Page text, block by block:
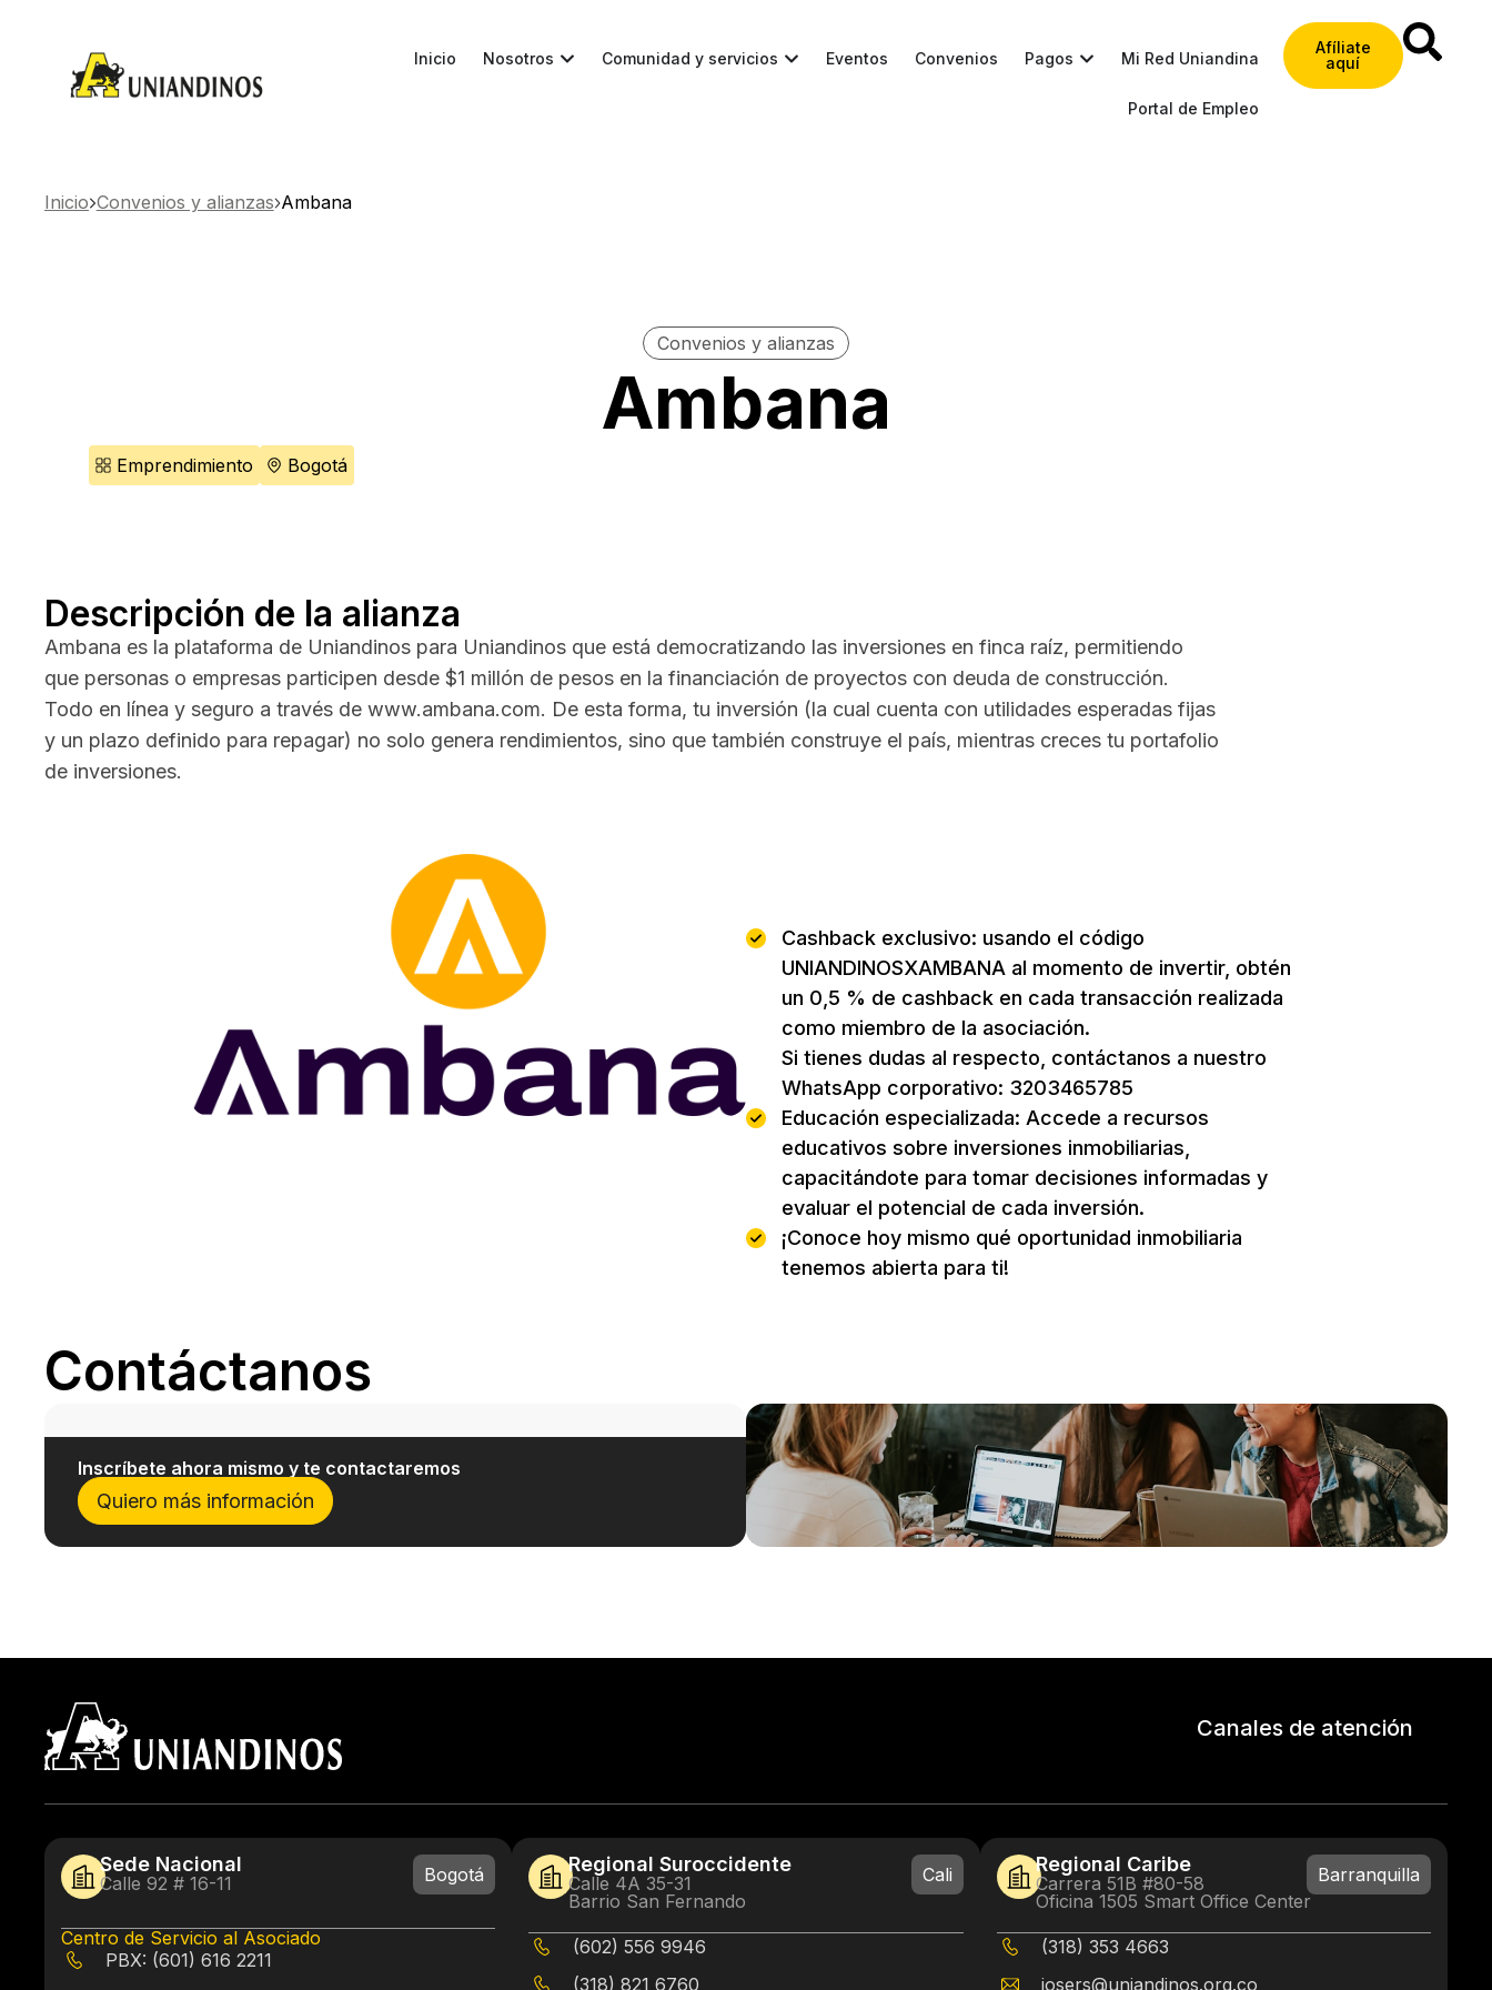
Inicio Nosotros Comunidad y servicios Eventos Convenios Pagos Mi Red Uniandina
Portal de Empleo
Afíliate
aquí
Inicio Convenios y alianzas Ambana
Convenios y alianzas
Ambana
Emprendimiento Bogotá
Descripción de la alianza
Ambana es la plataforma de Uniandinos para Uniandinos que está democratizando las inversiones en finca raíz, permitiendo
que personas o empresas participen desde $1 millón de pesos en la financiación de proyectos con deuda de construcción.
Todo en línea y seguro a través de www.ambana.com. De esta forma, tu inversión (la cual cuenta con utilidades esperadas fijas
y un plazo definido para repagar) no solo genera rendimientos, sino que también construye el país, mientras creces tu portafolio
de inversiones.
Cashback exclusivo: usando el código
UNIANDINOSXAMBANA al momento de invertir, obtén
un 0,5 % de cashback en cada transacción realizada
como miembro de la asociación.
Si tienes dudas al respecto, contáctanos a nuestro
WhatsApp corporativo: 3203465785
Educación especializada: Accede a recursos
educativos sobre inversiones inmobiliarias,
capacitándote para tomar decisiones informadas y
evaluar el potencial de cada inversión.
¡Conoce hoy mismo qué oportunidad inmobiliaria
tenemos abierta para ti!
Contáctanos
Inscríbete ahora mismo y te contactaremos
Quiero más información
Canales de atención
Sede Nacional
Calle 92 # 16-11 Bogotá
Centro de Servicio al Asociado
PBX: (601) 616 2211
Regional Suroccidente
Calle 4A 35-31
Barrio San Fernando
Cali
(602) 556 9946
(318) 821 6760
Regional Caribe
Carrera 51B #80-58
Oficina 1505 Smart Office Center
Barranquilla
(318) 353 4663
josers@uniandinos.org.co